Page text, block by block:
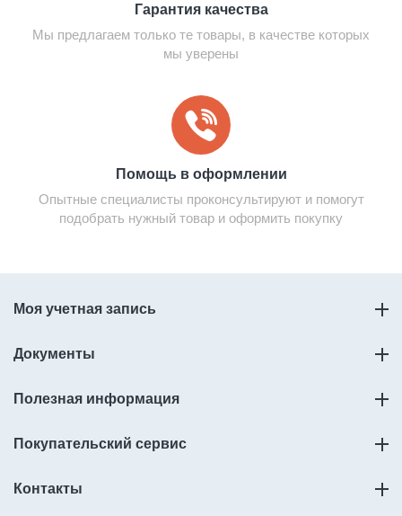
Гарантия качества
Мы предлагаем только те товары, в качестве которых
мы уверены
Помощь в оформлении
Опытные специалисты проконсультируют и помогут
подобрать нужный товар и оформить покупку
Моя учетная запись
Документы
Полезная информация
Покупательский сервис
Контакты